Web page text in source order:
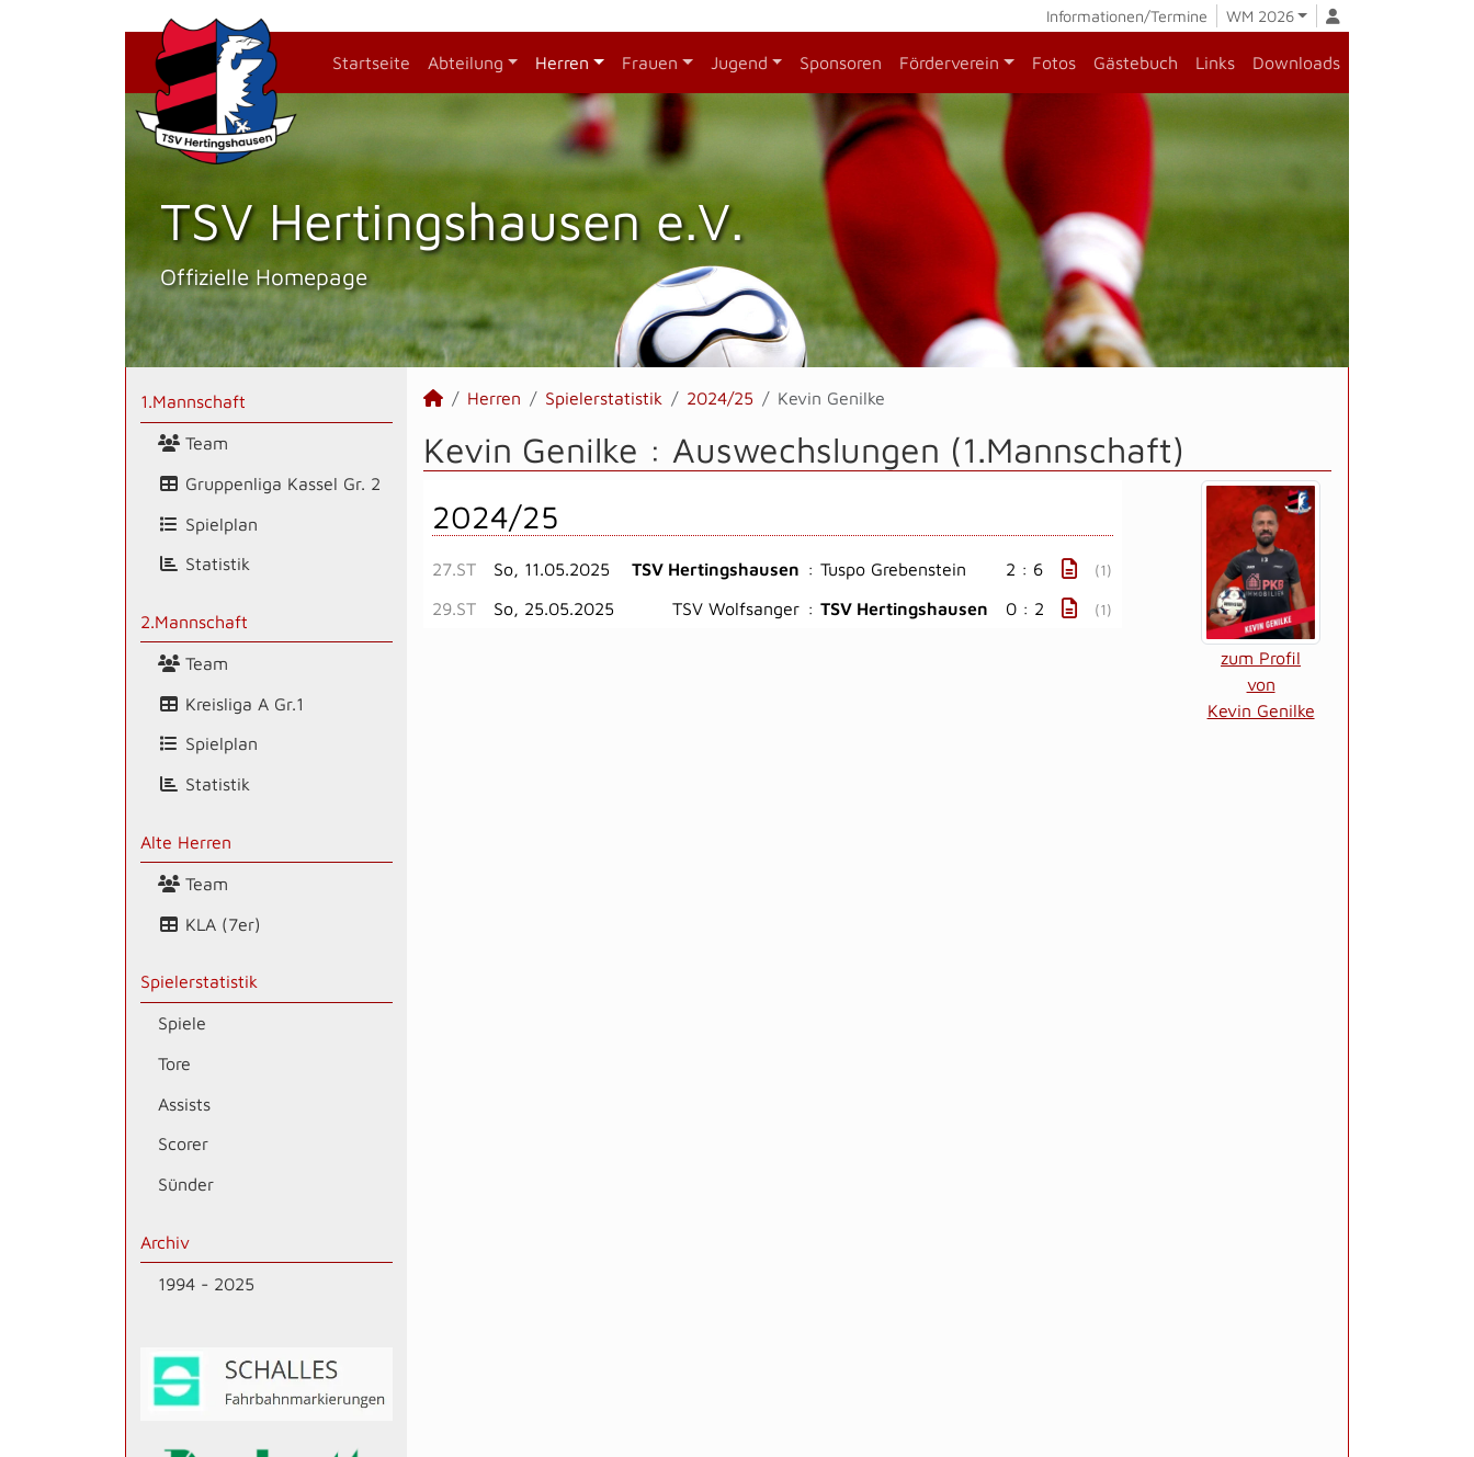
Informationen/Termine WM 2026
Startseite Abteilung Herren Frauen Jugend Sponsoren Förderverein Fotos Gästebuch Links Downloads
TSV Hertings­hausen e.V.
Offizielle Homepage
1.Mannschaft
Team
Gruppenliga Kassel Gr. 2
Spielplan
Statistik
2.Mannschaft
Team
Kreisliga A Gr.1
Spielplan
Statistik
Alte Herren
Team
KLA (7er)
Spielerstatistik
Spiele
Tore
Assists
Scorer
Sünder
Archiv
1994 - 2025
Herren Spielerstatistik 2024/25 Kevin Genilke
Kevin Genilke : Auswechslungen (1.Mannschaft)
zum Profil
von
Kevin Genilke
2024/25
27.ST So, 11.05.2025 TSV Hertingshausen : Tuspo Grebenstein 2 : 6 (1)
29.ST So, 25.05.2025 TSV Wolfsanger : TSV Hertingshausen 0 : 2 (1)